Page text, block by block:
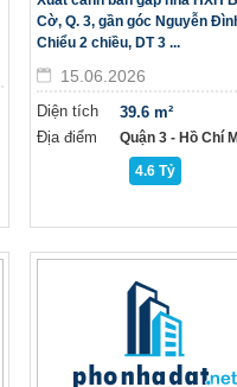
Cờ, Q. 3, gần góc Nguyễn
Chiểu 2 chiều, DT 3 ...
15.06.2026
Diện tích
Địa điểm
39.6 m²
Quận 3 - Hồ Chí
4.6 Tỷ